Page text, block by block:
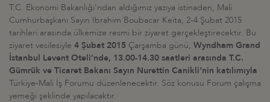
T.C. Ekonomi Bakanlığı’ndan aldığımız yazıya istinaden, Mali
Cumhurbaşkanı Sayın Ibrahim Boubacar Keïta, 2-4 Şubat 2015
tarihleri arasında ülkemize resmi bir ziyaret gerçekleştirecektir. Bu
ziyaret vesilesiyle 4 Şubat 2015 Çarşamba günü, Wyndham Grand
İstanbul Levent Oteli’nde, 13.00-14.30 saatleri arasında T.C.
Gümrük ve Ticaret Bakanı Sayın Nurettin Canikli’nin katılımıyla
Türkiye-Mali İş Forumu düzenlenecektir. Söz konusu Forum çalışma
yemeği şeklinde yapılacaktır.